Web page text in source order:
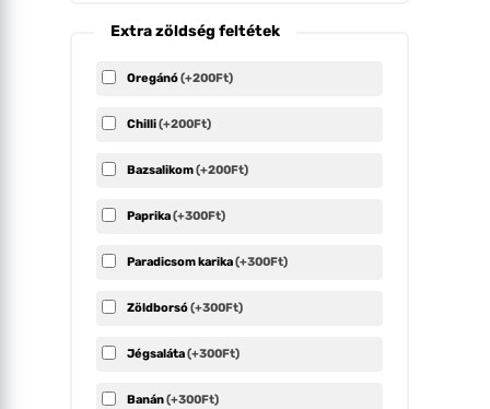
Extra zöldség feltétek
Oregánó(+200Ft)
Chilli(+200Ft)
Bazsalikom(+200Ft)
Paprika(+300Ft)
Paradicsom karika(+300Ft)
Zöldborsó(+300Ft)
Jégsaláta(+300Ft)
Banán(+300Ft)